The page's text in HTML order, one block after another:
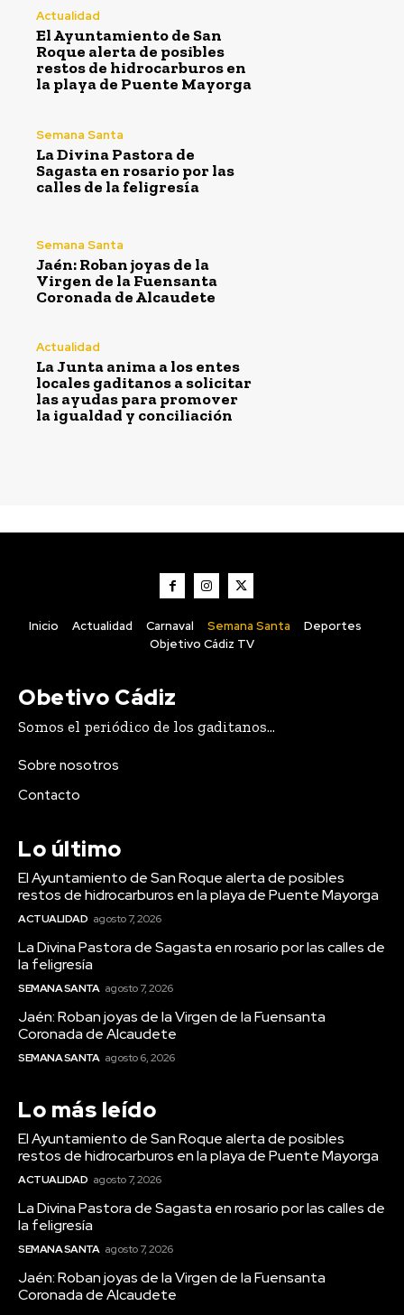
Jaén: Roban joyas de la Virgen de la Fuensanta
Coronada de Alcaudete
Actualidad
forja de la parada de autobuses de Esteve
Deportes
El delantero brasileño Vinícius renueva con el
Actualidad
El Ayuntamiento de San
Roque alerta de posibles
restos de hidrocarburos en
la playa de Puente Mayorga
Semana Santa
La Divina Pastora de
Sagasta en rosario por las
calles de la feligresía
Semana Santa
Jaén: Roban joyas de la
Virgen de la Fuensanta
Coronada de Alcaudete
Actualidad
La Junta anima a los entes
locales gaditanos a solicitar
las ayudas para promover
la igualdad y conciliación
Inicio Actualidad Carnaval Semana Santa
Deportes
Objetivo Cádiz TV
Obetivo Cádiz
Somos el periódico de los gaditanos...
Sobre nosotros
Contacto
Lo último
El Ayuntamiento de San Roque alerta de posibles
restos de hidrocarburos en la playa de Puente Mayorga
ACTUALIDAD agosto 7, 2026
La Divina Pastora de Sagasta en rosario por las calles de
la feligresía
SEMANA SANTA agosto 7, 2026
Jaén: Roban joyas de la Virgen de la Fuensanta
Coronada de Alcaudete
SEMANA SANTA agosto 6, 2026
Lo más leído
El Ayuntamiento de San Roque alerta de posibles
restos de hidrocarburos en la playa de Puente Mayorga
ACTUALIDAD agosto 7, 2026
La Divina Pastora de Sagasta en rosario por las calles de
la feligresía
SEMANA SANTA agosto 7, 2026
Jaén: Roban joyas de la Virgen de la Fuensanta
Coronada de Alcaudete